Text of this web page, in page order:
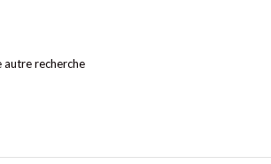
autre recherche